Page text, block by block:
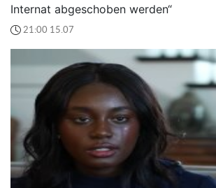
Internat abgeschoben werden“
21:00 15.07